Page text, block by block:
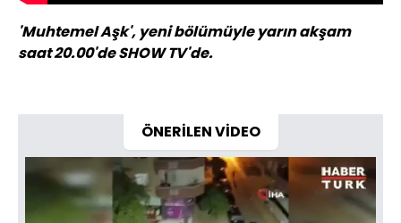
'Muhtemel Aşk', yeni bölümüyle yarın akşam
saat 20.00'de SHOW TV'de.
ÖNERİLEN VİDEO